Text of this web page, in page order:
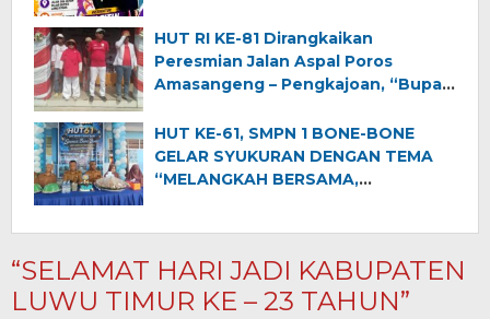
HUT RI KE-81 Dirangkaikan
Peresmian Jalan Aspal Poros
Amasangeng – Pengkajoan, “Bupati
Semangat Kemerdekaan dan
Pembangunan”
HUT KE-61, SMPN 1 BONE-BONE
GELAR SYUKURAN DENGAN TEMA
“MELANGKAH BERSAMA,
“SELAMAT HARI JADI KABUPATEN
LUWU TIMUR KE – 23 TAHUN”